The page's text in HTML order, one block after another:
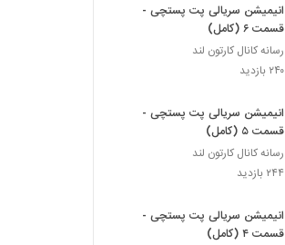
انیمیشن‌ سریالی پت پستچی -
قسمت ۶ (کامل)
رسانه کانال کارتون لند
۲۴۰ بازدید
انیمیشن‌ سریالی پت پستچی -
قسمت ۵ (کامل)
رسانه کانال کارتون لند
۲۴۴ بازدید
انیمیشن‌ سریالی پت پستچی -
قسمت ۴ (کامل)